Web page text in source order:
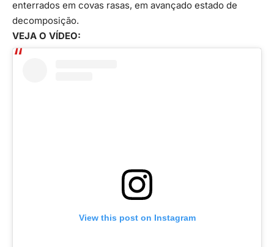
enterrados em covas rasas, em avançado estado de
decomposição.
VEJA O VÍDEO:
View this post on Instagram